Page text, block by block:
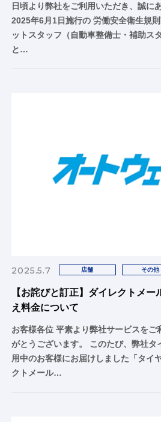
日頃より弊社をご利用いただき、誠に
2025年6月1日施行の 労働安全衛生規
ットスタッフ（自動車整備士・補助ス
と…
2025.5.7 店舗 その他
【お詫びと訂正】ダイレクトメ
え料金について
お客様各位 平素より弊社サービスをご
がとうございます。 このたび、弊社タ
用中のお客様にお届けしました「タイ
クトメール…